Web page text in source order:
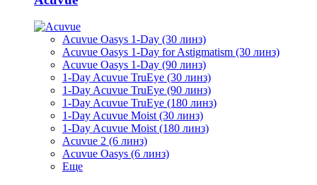
Acuvue Oasys 1-Day (30 линз)
Acuvue Oasys 1-Day for Astigmatism (30 линз)
Acuvue Oasys 1-Day (90 линз)
1-Day Acuvue TruEye (30 линз)
1-Day Acuvue TruEye (90 линз)
1-Day Acuvue TruEye (180 линз)
1-Day Acuvue Moist (30 линз)
1-Day Acuvue Moist (180 линз)
Acuvue 2 (6 линз)
Acuvue Oasys (6 линз)
Еще